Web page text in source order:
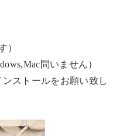
）
問いません）
ンストールをお願い致し